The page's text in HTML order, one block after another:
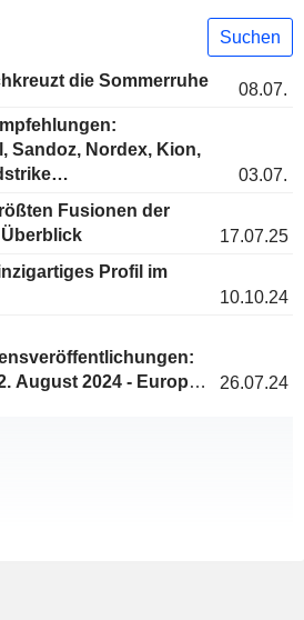
Suchen
die Sommerruhe
08.07.
Sandoz, Nordex, Kion,
03.07.
Fusionen der
17.07.25
Profil im
10.10.24
August 2024 - Europa
26.07.24